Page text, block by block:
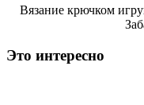
Вязание крючком
Это интересно